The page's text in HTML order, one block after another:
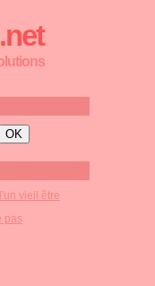
.net
vieil être
pas